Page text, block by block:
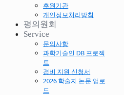
후원기관
개인정보처리방침
평의원회
Service
문의사항
과학기술인 DB 프로젝
트
경비 지원 신청서
2026 학술지 논문 업로
드